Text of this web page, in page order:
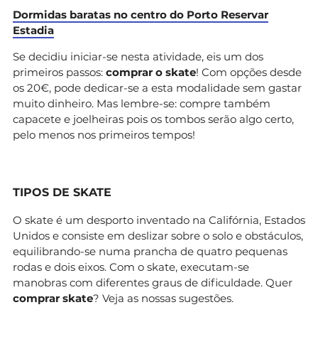
Dormidas baratas no centro do Porto Reservar
Estadia
Se decidiu iniciar-se nesta atividade, eis um dos
primeiros passos: comprar o skate! Com opções desde
os 20€, pode dedicar-se a esta modalidade sem gastar
muito dinheiro. Mas lembre-se: compre também
capacete e joelheiras pois os tombos serão algo certo,
pelo menos nos primeiros tempos!
TIPOS DE SKATE
O skate é um desporto inventado na Califórnia, Estados
Unidos e consiste em deslizar sobre o solo e obstáculos,
equilibrando-se numa prancha de quatro pequenas
rodas e dois eixos. Com o skate, executam-se
manobras com diferentes graus de dificuldade. Quer
comprar skate? Veja as nossas sugestões.